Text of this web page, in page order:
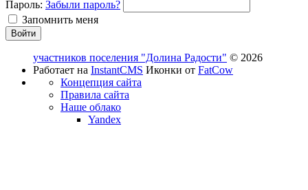
Пароль: Забыли пароль?
Запомнить меня
участников поселения "Долина Радости" © 2026
Работает на InstantCMS Иконки от FatCow
Концепция сайта
Правила сайта
Наше облако
Yandex